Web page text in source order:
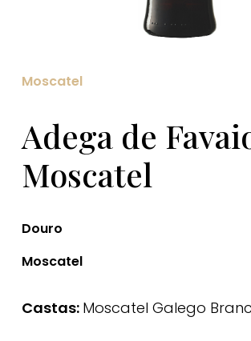
Moscatel
Adega de
Moscatel
Douro
Moscatel
Castas: Moscatel Galego